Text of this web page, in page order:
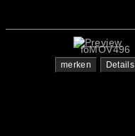
foMOV496
merken Details